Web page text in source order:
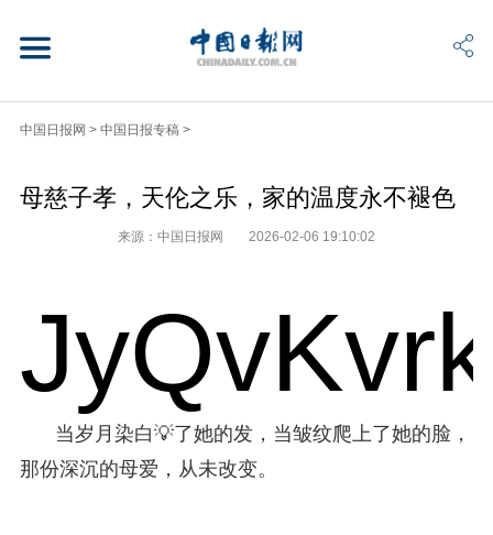
中国日报网 > 中国日报专稿 >
母慈子孝，天伦之乐，家的温度永不褪色
来源：中国日报网 2026-02-06 19:10:02
当岁月染白💡了她的发，当皱纹爬上了她的脸，
那份深沉的母爱，从未改变。